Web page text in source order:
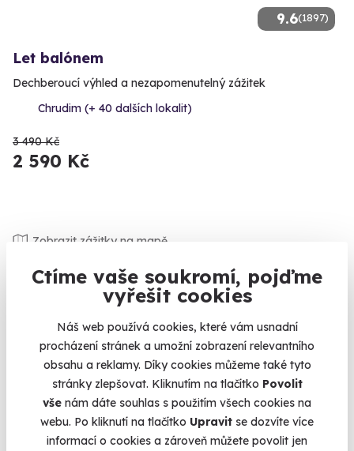
Ctíme vaše soukromí, pojďme
vyřešit cookies
Náš web používá cookies, které vám usnadní
procházení stránek a umožní zobrazení relevantního
obsahu a reklamy. Díky cookies můžeme také tyto
stránky zlepšovat. Kliknutím na tlačítko Povolit
vše nám dáte souhlas s použitím všech cookies na
webu. Po kliknutí na tlačítko Upravit se dozvíte více
informací o cookies a zároveň můžete povolit jen
9.6(1897)
Let balónem
Dechberoucí výhled a nezapomenutelný zážitek
Chrudim (+ 40 dalších lokalit)
3 490 Kč
2 590 Kč
Zobrazit zážitky na mapě
Mít děti je zážitek na celý život. No není-liž pravda? Tak co
takhle dětem také nějaké ty zážitky také dopřát? Sice si je
většinou dokážou zajistit samy, protože jejich fantazie nezná
mezí, ale občas nějaká inspirace pro rodiče nezaškodí.
Vezměte je dovětrného tunelua udělejte z nich létající
Čestmíry a Čestmírky. Dopřejte jim barevnou válku na
paintballu. Ukažte jim jak nádherný je svět z koňského sedla.
A až budou unavení, doplňte jim zásoby cukru na
Čokoládovém tvoření .Více